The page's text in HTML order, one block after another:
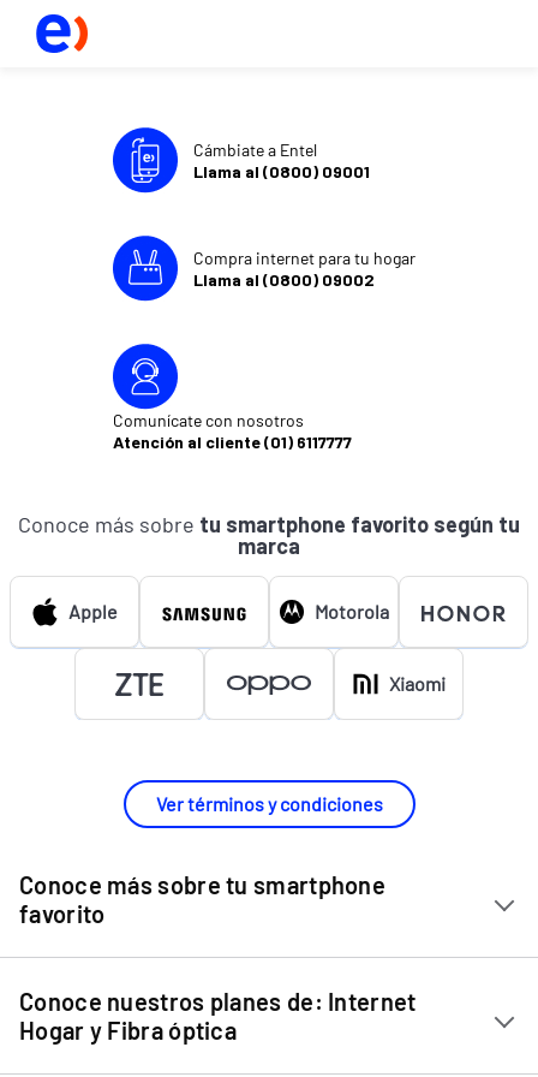
Cámbiate a Entel
Llama al (0800) 09001
Compra internet para tu hogar
Llama al (0800) 09002
Comunícate con nosotros
Atención al cliente (01) 6117777
Conoce más sobre tu smartphone favorito según tu
marca
Apple Motorola
Xiaomi
Ver términos y condiciones
Conoce más sobre tu smartphone
favorito
Chip Entel
Apple iPhone 11
Apple iPhone 12 Mini
Conoce nuestros planes de: Internet
Hogar y Fibra óptica